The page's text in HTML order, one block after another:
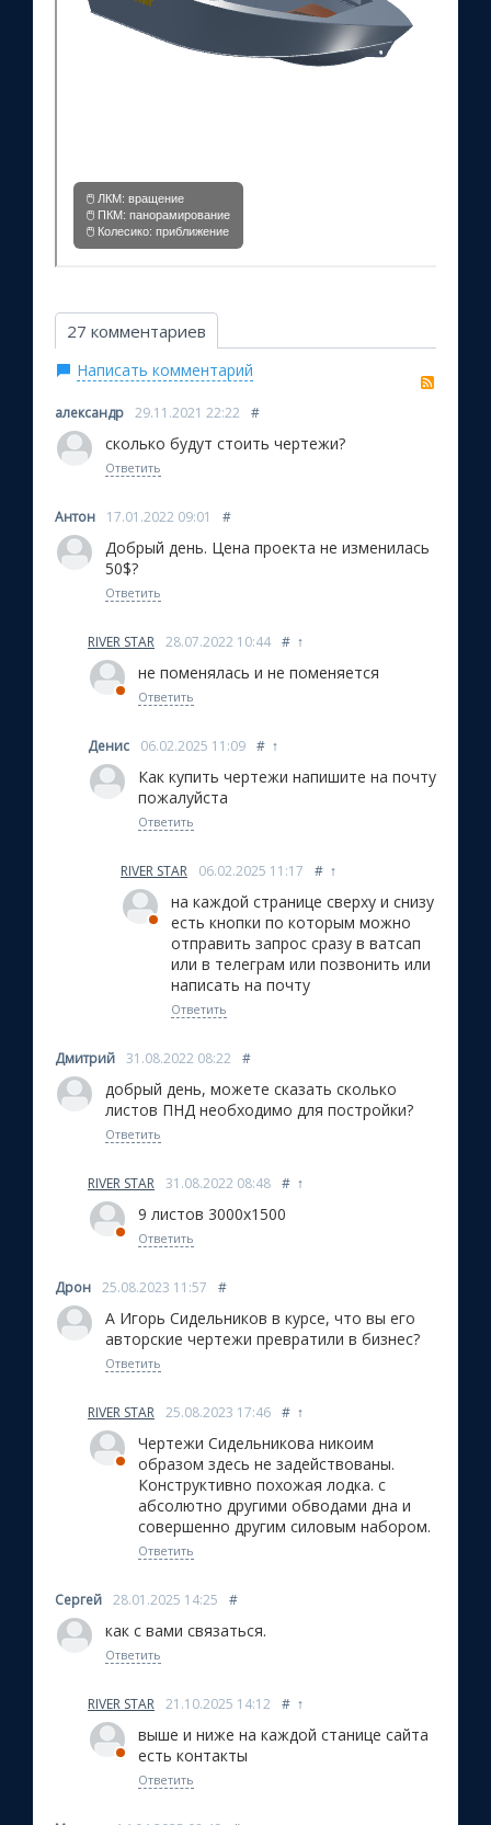
27 комментариев
Написать комментарий
александр 29.11.2021 22:22 #
сколько будут стоить чертежи?
Ответить
Антон 17.01.2022 09:01 #
Добрый день. Цена проекта не изменилась
50$?
Ответить
RIVER STAR 28.07.2022 10:44 # ↑
не поменялась и не поменяется
Ответить
Денис 06.02.2025 11:09 # ↑
Как купить чертежи напишите на почту
пожалуйста
Ответить
RIVER STAR 06.02.2025 11:17 # ↑
на каждой странице сверху и снизу
есть кнопки по которым можно
отправить запрос сразу в ватсап
или в телеграм или позвонить или
написать на почту
Ответить
Дмитрий 31.08.2022 08:22 #
добрый день, можете сказать сколько
листов ПНД необходимо для постройки?
Ответить
RIVER STAR 31.08.2022 08:48 # ↑
9 листов 3000х1500
Ответить
Дрон 25.08.2023 11:57 #
А Игорь Сидельников в курсе, что вы его
авторские чертежи превратили в бизнес?
Ответить
RIVER STAR 25.08.2023 17:46 # ↑
Чертежи Сидельникова никоим
образом здесь не задействованы.
Конструктивно похожая лодка. с
абсолютно другими обводами дна и
совершенно другим силовым набором.
Ответить
Сергей 28.01.2025 14:25 #
как с вами связаться.
Ответить
RIVER STAR 21.10.2025 14:12 # ↑
выше и ниже на каждой станице сайта
есть контакты
Ответить